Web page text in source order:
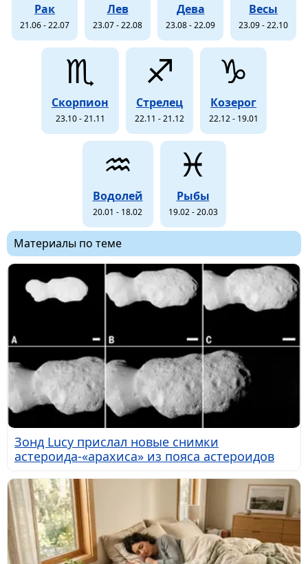
Рак
21.06 - 22.07
Лев
23.07 - 22.08
Дева
23.08 - 22.09
Весы
23.09 - 22.10
♏
Скорпион
23.10 - 21.11
♐
Стрелец
22.11 - 21.12
♑
Козерог
22.12 - 19.01
♒
Водолей
20.01 - 18.02
♓
Рыбы
19.02 - 20.03
Материалы по теме
Зонд Lucy прислал новые снимки
астероида-«арахиса» из пояса астероидов